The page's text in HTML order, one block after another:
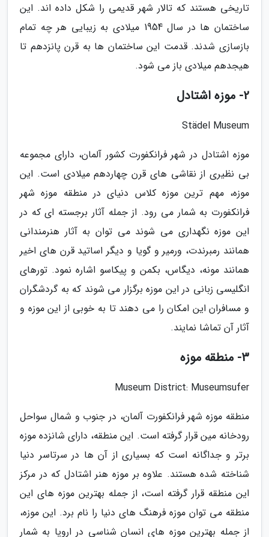
تاریخی هستند که تالار شهر قدیمی را شکل داده اند. این
ساختمان ها در سال 1954 میلادی به زیبایی هر چه تمام
بازسازی شدند. قدمت این ساختمان ها به قرن پانزدهم تا
هیجدهم میلادی باز می شود.
2- موزه اشتادل
Städel Museum
موزه اشتادل در شهر فرانکفورت کشور آلمان، دارای مجموعه
بی نظیری از نقاشی های قرن چهاردهم میلادی است. این
موزه، مهم ترین موزه کلاس دنیای در منطقه موزه شهر
فرانکفورت به شمار می رود. از جمله آثار برجسته ای که در
این موزه نگهداری می شوند می توان به آثار هنرمندانی
همانند رمبرندت، ورمیر و گویا و دیگر اساتید قرن های اخیر
همانند مونه، دیگاس، بکمن و پیکاسو اشاره نمود. تورهای
انگلیسی زبانی در این موزه برگزار می شوند که به گردشگران
و مسافران این امکان را می دهند تا به خوبی از این موزه و
آثار آن تماشا نمایند.
3- منطقه موزه
Museum District: Museumsufer
منطقه موزه شهر فرانکفورت آلمان، در جنوب و شمال سواحل
رودخانه مین قرار گرفته است. این منطقه، دارای شانزده موزه
برتر و جداگانه است که بسیاری از آن ها در سرتاسر دنیا
شناخته شده هستند. علاوه بر موزه هنر اشتادل که در مرکز
این منطقه قرار گرفته است، از جمله بهترین موزه های این
منطقه می توان موزه فرهنگ های دنیا را نام برد. این موزه،
از جمله بهترین موزه های انسان شناسی در اروپا به شمار